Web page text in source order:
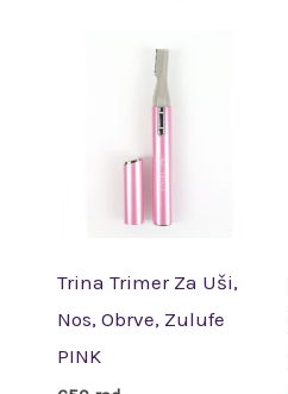
Trina Trimer Za Uši,
Nos, Obrve, Zulufe
PINK